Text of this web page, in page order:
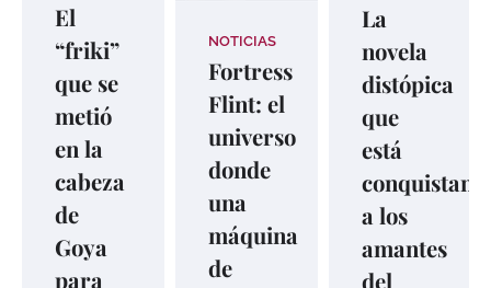
El
“friki”
que se
metió
en la
cabeza
de
Goya
para
NOTICIAS
Fortress
Flint: el
universo
donde
una
máquina
de
La
novela
distópica
que
está
a los
amantes
del